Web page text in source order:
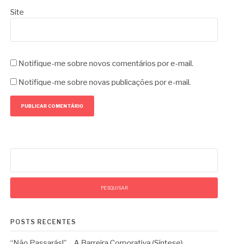
Site
Notifique-me sobre novos comentários por e-mail.
Notifique-me sobre novas publicações por e-mail.
POSTS RECENTES